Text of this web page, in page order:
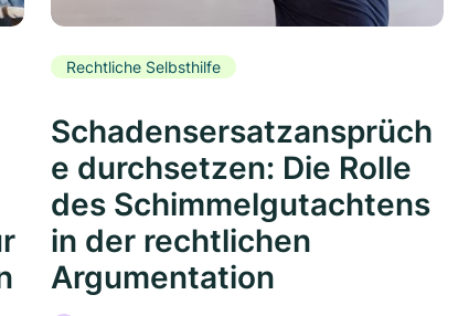
Rechtliche Selbsthilfe
Schadensersatzansprüch
e durchsetzen: Die Rolle
des Schimmelgutachtens
in der rechtlichen
Argumentation